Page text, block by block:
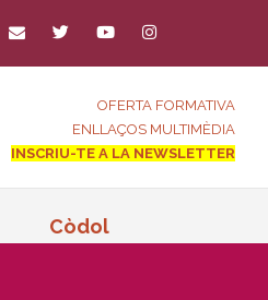
OFERTA FORMATIVA
ENLLAÇOS MULTIMÈDIA
INSCRIU-TE A LA NEWSLETTER
Còdol